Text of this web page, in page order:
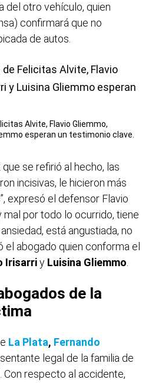
del otro vehículo, quien
confirmará que no
de autos.
Alvite, Flavio Gliemmo,
esperan un testimonio clave.
se refirió al hecho, las
incisivas, le hicieron más
expresó el defensor Flavio
mal por todo lo ocurrido, tiene
está angustiada, no
el abogado quien conforma el
Irisarriy Luisina Gliemmo
de la
La Plata, Fernando
legal de la familia de
. Con respecto al accidente,